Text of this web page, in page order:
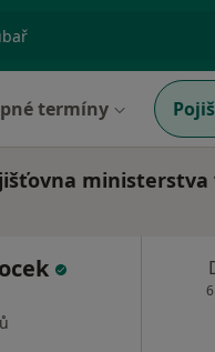
nemoc nebo
termíny
ministerstva